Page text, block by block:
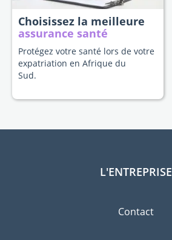
Choisissez la meilleure
assurance santé
Protégez votre santé lors de votre
expatriation en Afrique du
Sud.
L'ENTREPRISE
Contact